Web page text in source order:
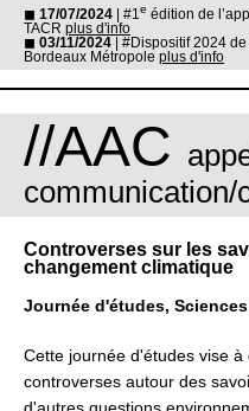
◼ 17/07/2024 | #1e édition de
TACR plus d'info
◼ 03/11/2024
| #Dispositif 2024
Bordeaux Métropole plus d'info
//AAC
communication/
Controverses sur les
changement climatique
Journée d'études,
Cette journée d'études vise
controverses autour des